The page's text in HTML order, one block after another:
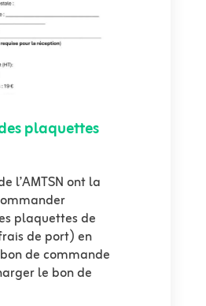
plaquettes
l’AMTSN ont la
plaquettes de
de port) en
de commande
le bon de